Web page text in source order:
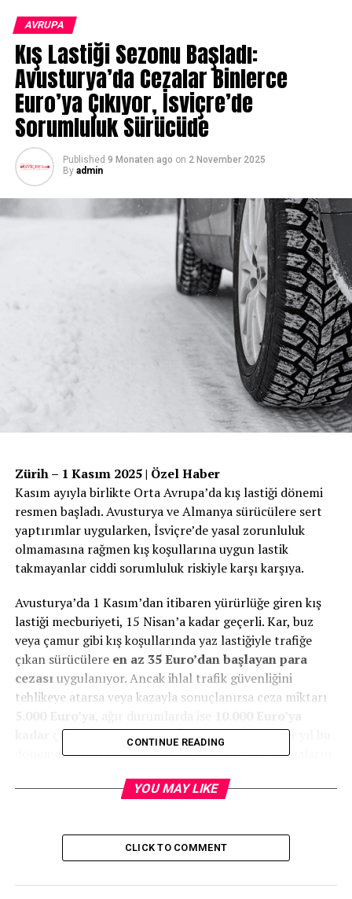
AVRUPA
Kış Lastiği Sezonu Başladı:
Avusturya’da Cezalar Binlerce
Euro’ya Çıkıyor, İsviçre’de
Sorumluluk Sürücüde
Published 9 Monaten ago on 2 November 2025
By admin
Zürih – 1 Kasım 2025 | Özel Haber
Kasım ayıyla birlikte Orta Avrupa’da kış lastiği dönemi
resmen başladı. Avusturya ve Almanya sürücülere sert
yaptırımlar uygularken, İsviçre’de yasal zorunluluk
olmamasına rağmen kış koşullarına uygun lastik
takmayanlar ciddi sorumluluk riskiyle karşı karşıya.
Avusturya’da 1 Kasım’dan itibaren yürürlüğe giren kış
lastiği mecburiyeti, 15 Nisan’a kadar geçerli. Kar, buz
veya çamur gibi kış koşullarında yaz lastiğiyle trafiğe
çıkan sürücülere en az 35 Euro’dan başlayan para
cezasıuygulanıyor. Ancak ihlal trafik güvenliğini
tehlikeye atarsa veya kazayla sonuçlanırsa ceza miktarı
çıkabiliyor. Avusturya İçişleri Bakanlığı, her yıl bu
dönemde binlerce denetim gerçekleştiriyor ve cezaların
kesildiğini belirtiyor.
“Duruma bağlı zorunluluk” kuralı geçerli: Yani kar, buz
veya çamur varsa, yaz lastiğiyle yola çıkmak yasak. Bu
kuralı ihlal eden sürücülere60 Euro cezave bir ceza
CONTINUE READING
YOU MAY LIKE
CLICK TO COMMENT